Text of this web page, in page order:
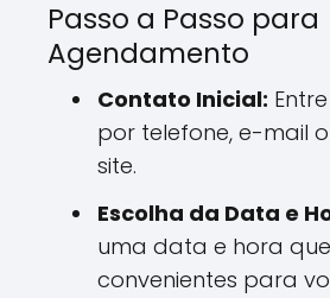
Passo a Passo para
Agendamento
Contato Inicial:
por telefone, e-mail
site.
Escolha da Data e
uma data e hora
convenientes para